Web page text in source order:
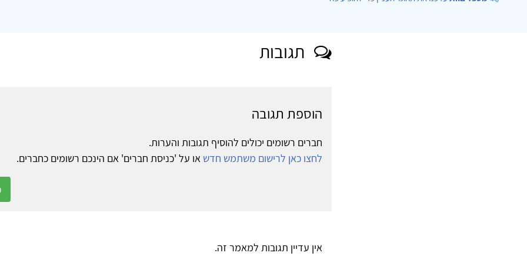
תגובות
הוספת תגובה
חברים רשומים יכולים להוסיף תגובות והערות.
לחצו כאן לרישום משתמש חדש או על 'כניסת חברים' אם הינכם רשומים כחברים.
אין עדיין תגובות למאמר זה.